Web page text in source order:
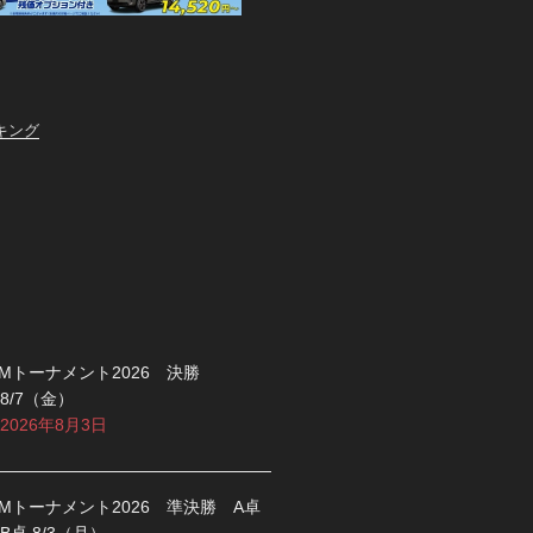
ング
トーナメント2026 決勝
8/7（金）
2026年8月3日
トーナメント2026 準決勝 A卓